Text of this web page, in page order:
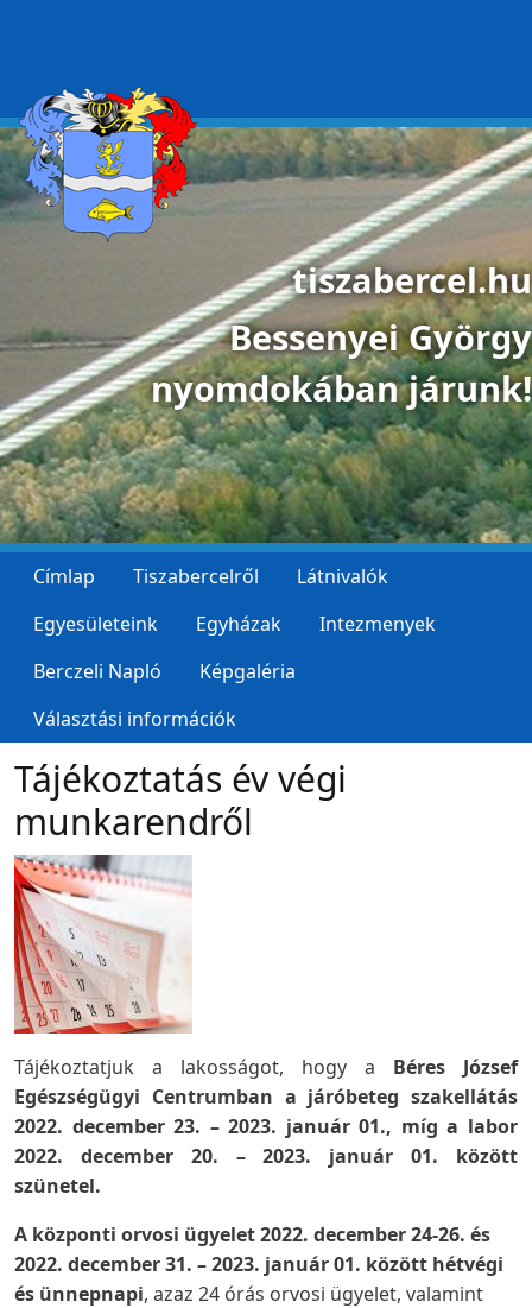
tiszabercel.hu
Bessenyei György
nyomdokában járunk!
Címlap Tiszabercelről
Látnivalók
Egyesületeink
Egyházak
Intezmenyek
Berczeli Napló
Képgaléria
Választási információk
Tájékoztatás év végi
munkarendről
Tájékoztatjuk a lakosságot, hogy a Béres József
Egészségügyi Centrumban a járóbeteg szakellátás
2022. december 23. – 2023. január 01., míg a labor
2022. december 20. – 2023. január 01. között
szünetel.
A központi orvosi ügyelet 2022. december 24-26. és
2022. december 31. – 2023. január 01. között hétvégi
és ünnepnapi, azaz 24 órás orvosi ügyelet, valamint